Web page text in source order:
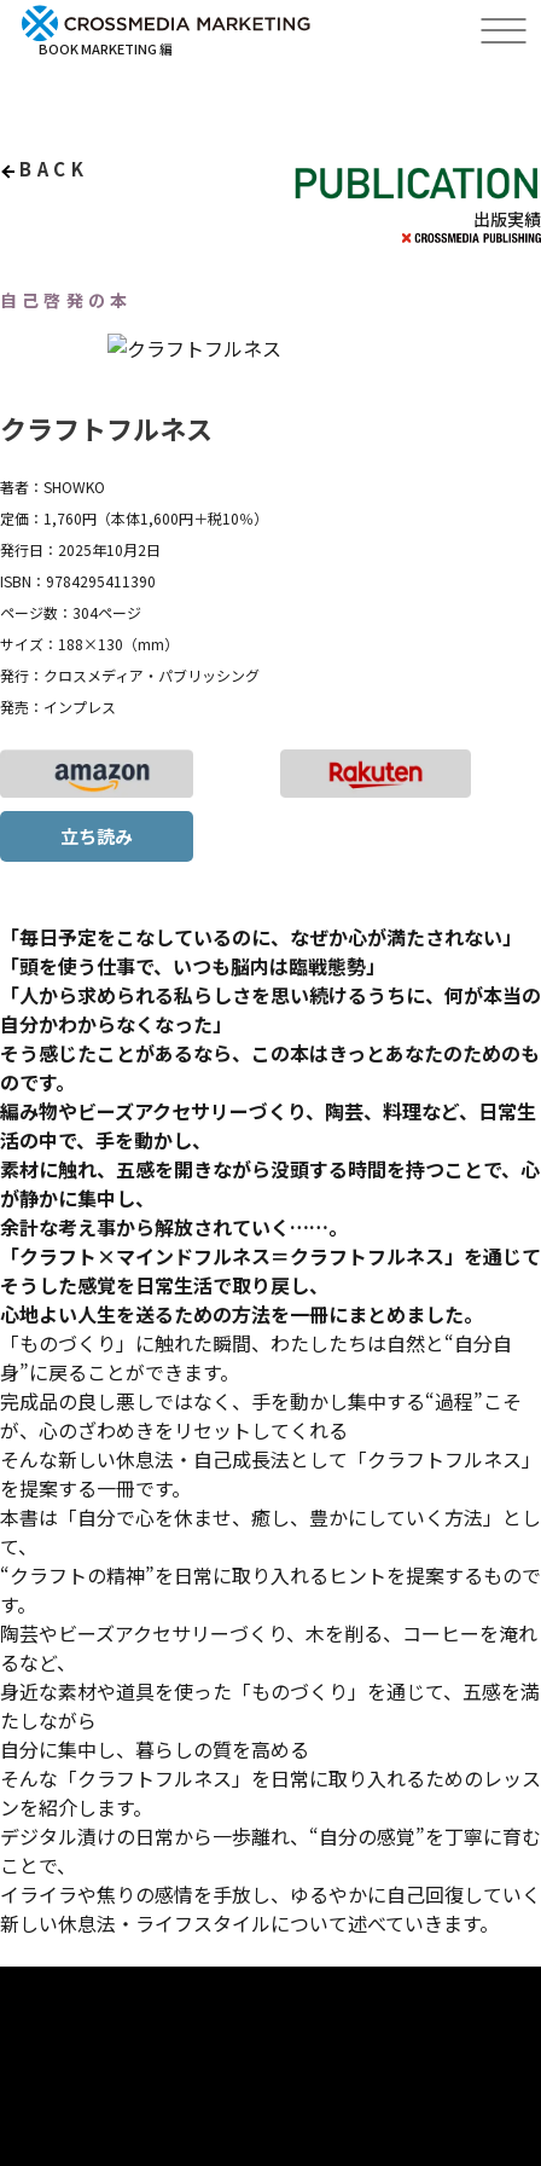
BOOK MARKETING 編
BACK
出版実績
自己啓発の本
クラフトフルネス
著者：SHOWKO
定価：1,760円（本体1,600円＋税10％）
発行日：2025年10月2日
ISBN：9784295411390
ページ数：304ページ
サイズ：188×130（mm）
発行：クロスメディア・パブリッシング
発売：インプレス
立ち読み
「毎日予定をこなしているのに、なぜか心が満たされない」
「頭を使う仕事で、いつも脳内は臨戦態勢」
「人から求められる私らしさを思い続けるうちに、何が本当の
自分かわからなくなった」
そう感じたことがあるなら、この本はきっとあなたのためのも
のです。
編み物やビーズアクセサリーづくり、陶芸、料理など、日常生
活の中で、手を動かし、
素材に触れ、五感を開きながら没頭する時間を持つことで、心
が静かに集中し、
余計な考え事から解放されていく……。
「クラフト×マインドフルネス＝クラフトフルネス」を通じて
そうした感覚を日常生活で取り戻し、
心地よい人生を送るための方法を一冊にまとめました。
「ものづくり」に触れた瞬間、わたしたちは自然と“自分自
身”に戻ることができます。
完成品の良し悪しではなく、手を動かし集中する“過程”こそ
が、心のざわめきをリセットしてくれる――
そんな新しい休息法・自己成長法として「クラフトフルネス」
を提案する一冊です。
本書は「自分で心を休ませ、癒し、豊かにしていく方法」とし
て、
“クラフトの精神”を日常に取り入れるヒントを提案するもので
す。
陶芸やビーズアクセサリーづくり、木を削る、コーヒーを淹れ
るなど、
身近な素材や道具を使った「ものづくり」を通じて、五感を満
たしながら
自分に集中し、暮らしの質を高める――
そんな「クラフトフルネス」を日常に取り入れるためのレッス
ンを紹介します。
デジタル漬けの日常から一歩離れ、“自分の感覚”を丁寧に育む
ことで、
イライラや焦りの感情を手放し、ゆるやかに自己回復していく
新しい休息法・ライフスタイルについて述べていきます。